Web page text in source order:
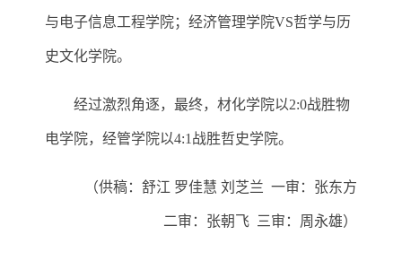
与电子信息工程学院；经济管理学院VS哲学与历
史文化学院。
经过激烈角逐，最终，材化学院以2:0战胜物
电学院，经管学院以4:1战胜哲史学院。
（供稿：舒江 罗佳慧 刘芝兰 一审：张东方
二审：张朝飞 三审：周永雄）